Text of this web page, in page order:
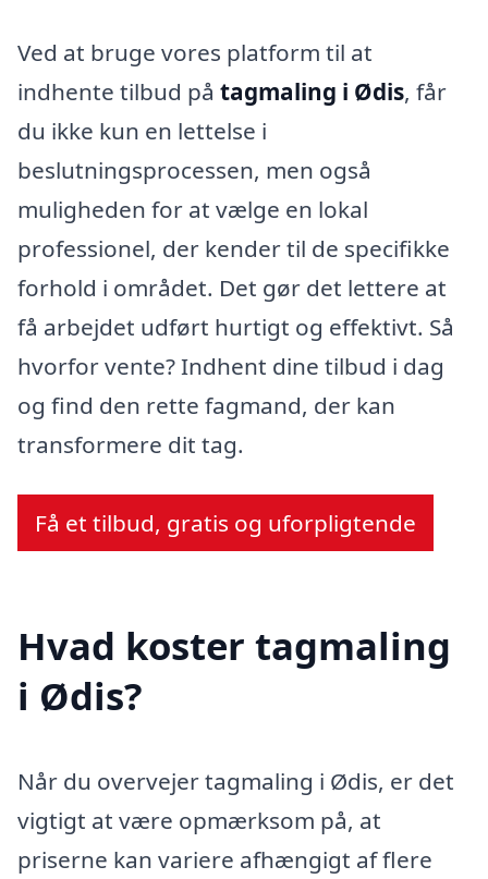
Ved at bruge vores platform til at
indhente tilbud på tagmaling i Ødis, får
du ikke kun en lettelse i
beslutningsprocessen, men også
muligheden for at vælge en lokal
professionel, der kender til de specifikke
forhold i området. Det gør det lettere at
få arbejdet udført hurtigt og effektivt. Så
hvorfor vente? Indhent dine tilbud i dag
og find den rette fagmand, der kan
transformere dit tag.
Få et tilbud, gratis og uforpligtende
Hvad koster tagmaling
i Ødis?
Når du overvejer tagmaling i Ødis, er det
vigtigt at være opmærksom på, at
priserne kan variere afhængigt af flere